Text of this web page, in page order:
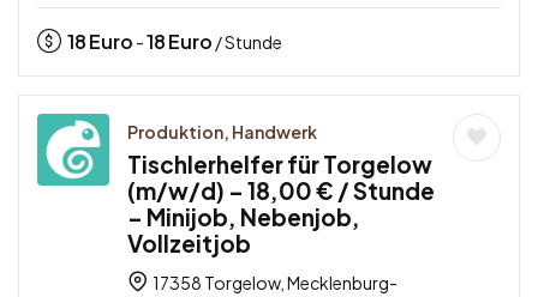
18Euro -18Euro / Stunde
Produktion, Handwerk
Tischlerhelfer für Torgelow
(m/w/d) – 18,00 € / Stunde
– Minijob, Nebenjob,
Vollzeitjob
17358 Torgelow, Mecklenburg-